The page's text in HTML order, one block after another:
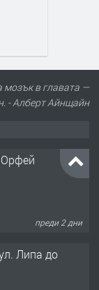
в главата —
- Алберт Айнщайн
преди 2 дни
Липа до